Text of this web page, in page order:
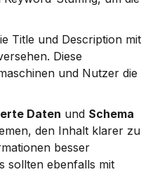
Title und Description mit
Diese
und Nutzer die
Daten und Schema
den Inhalt klarer zu
besser
sollten ebenfalls mit